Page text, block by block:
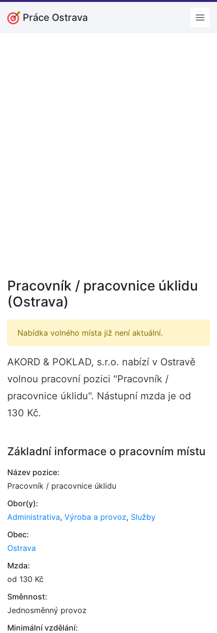
Práce Ostrava
Pracovník / pracovnice úklidu
(Ostrava)
Nabídka volného místa již není aktuální.
AKORD & POKLAD, s.r.o. nabízí v Ostravě
volnou pracovní pozici "Pracovník /
pracovnice úklidu". Nástupní mzda je od
130 Kč.
Základní informace o pracovním místu
Název pozice:
Pracovník / pracovnice úklidu
Obor(y):
Administrativa, Výroba a provoz, Služby
Obec:
Ostrava
Mzda:
od 130 Kč
Směnnost:
Jednosměnný provoz
Minimální vzdělání: